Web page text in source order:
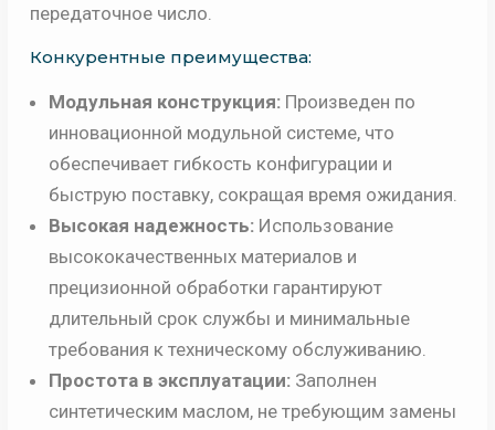
передаточное число.
Конкурентные преимущества:
Модульная конструкция:Произведен по
инновационной модульной системе, что
обеспечивает гибкость конфигурации и
быструю поставку, сокращая время ожидания.
Высокая надежность:Использование
высококачественных материалов и
прецизионной обработки гарантируют
длительный срок службы и минимальные
требования к техническому обслуживанию.
Простота в эксплуатации:Заполнен
синтетическим маслом, не требующим замены